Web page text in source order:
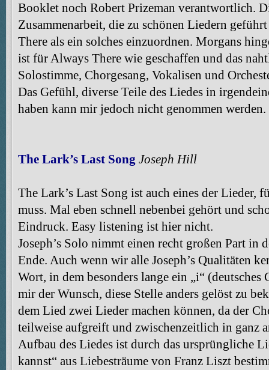
Booklet noch Robert Prizeman verantwortlich.
Zusammenarbeit, die zu schönen Liedern
There als ein solches einzuordnen. Morgans
ist für Always There wie geschaffen und das
Solostimme, Chorgesang, Vokalisen und
Das Gefühl, diverse Teile des Liedes in
haben kann mir jedoch nicht genommen werden.
The Lark’s Last Song Joseph Hill
The Lark’s Last Song ist auch eines der Lieder,
muss. Mal eben schnell nebenbei gehört und
Eindruck. Easy listening ist hier nicht.
Joseph’s Solo nimmt einen recht großen Part in
Ende. Auch wenn wir alle Joseph’s Qualitäten
Wort, in dem besonders lange ein „i“
mir der Wunsch, diese Stelle anders gelöst zu
dem Lied zwei Lieder machen können, da der
teilweise aufgreift und zwischenzeitlich in ganz
Aufbau des Liedes ist durch das ursprüngliche
kannst“ aus Liebesträume von Franz Liszt